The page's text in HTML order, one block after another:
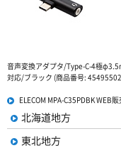
音声変換アダプタ/Type-C-4極
対応/ブラック (商品番号:
ELECOM MPA-C35PDBK WEB
北海道地方
東北地方